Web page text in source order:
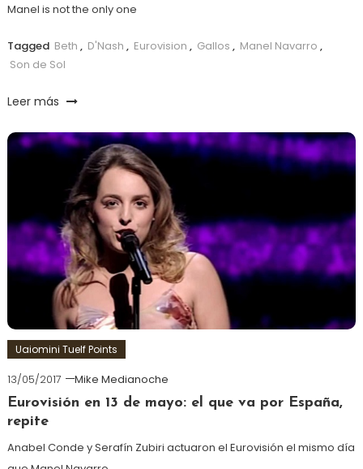
Manel is not the only one
Tagged Beth , D'Nash , Eurovision , Gallos , Manel Navarro ,
Son de Sol
Leer más
Uaiomini Tuelf Points
13/05/2017
Mike Medianoche
Eurovisión en 13 de mayo: el que va por España,
repite
Anabel Conde y Serafín Zubiri actuaron el Eurovisión el mismo día